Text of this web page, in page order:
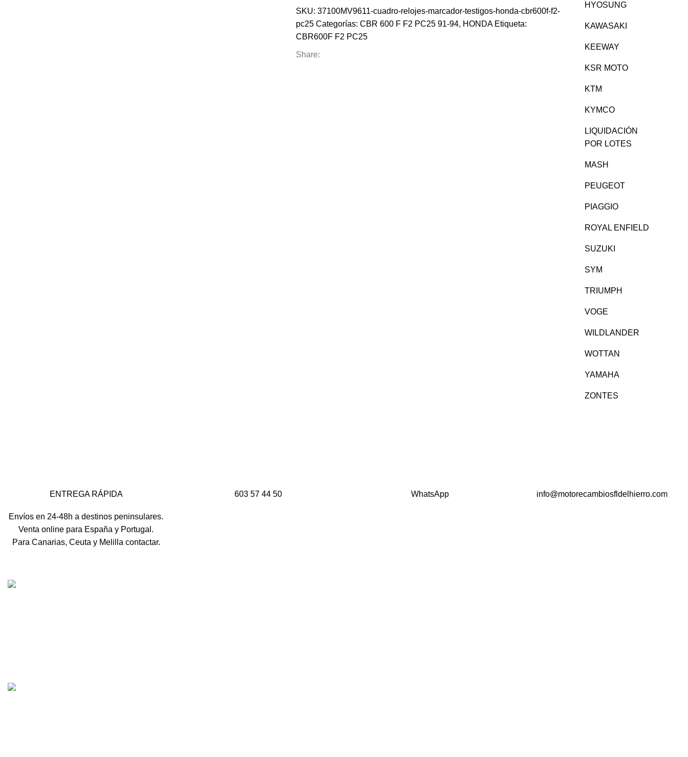
SKU: 37100MV9611-cuadro-relojes-marcador-testigos-honda-cbr600f-f2-
pc25 Categorías: CBR 600 F F2 PC25 91-94, HONDA Etiqueta:
CBR600F F2 PC25
Share:
HYOSUNG
KAWASAKI
KEEWAY
KSR MOTO
KTM
KYMCO
LIQUIDACIÓN
POR LOTES
MASH
PEUGEOT
PIAGGIO
ROYAL ENFIELD
SUZUKI
SYM
TRIUMPH
VOGE
WILDLANDER
WOTTAN
YAMAHA
ZONTES
ENTREGA RÁPIDA
Envíos en 24-48h a destinos peninsulares.
Venta online para España y Portugal.
Para Canarias, Ceuta y Melilla contactar.
603 57 44 50 WhatsApp info@motorecambiosfldelhierro.com